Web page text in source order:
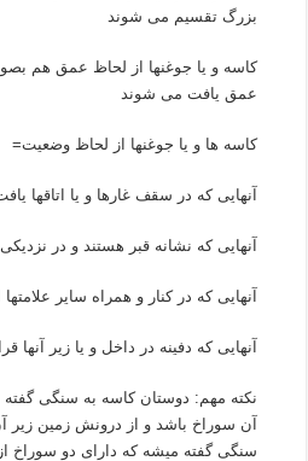
بزرگ تقسیم می شوند
کاسه و یا جوغنها از لحاظ عمق هم
عمق یافت می شوند
کاسه ها و یا جوغنها از لحاظ وضعیت=
آنهایی که در سقف غارها و یا اتاقها
آنهایی که نشانه قبر هستند و در
آنهایی که در کنار و همراه سایر
آنهایی که دفینه در داخل و یا زیر آنها
نکته مهم: دوستان کاسه به سنگی
آن سوراخ باشد و از درونش زمین زیر
سنگی گفته میشه که دارای دو سوراخ